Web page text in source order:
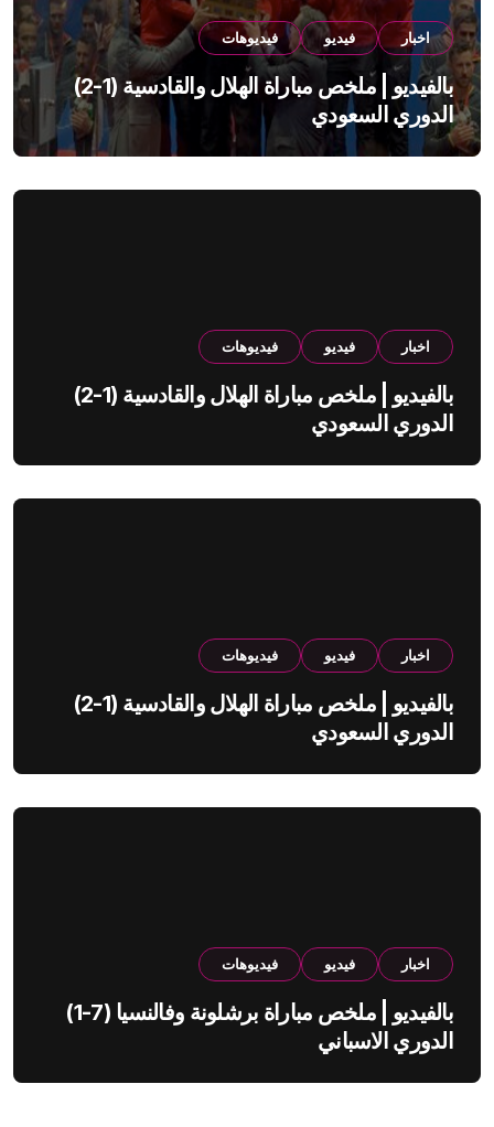
اخبار فيديو فيديوهات
بالفيديو | ملخص مباراة الهلال والقادسية (1-2)
الدوري السعودي
اخبار فيديو فيديوهات
بالفيديو | ملخص مباراة الهلال والقادسية (1-2)
الدوري السعودي
اخبار فيديو فيديوهات
بالفيديو | ملخص مباراة الهلال والقادسية (1-2)
الدوري السعودي
اخبار فيديو فيديوهات
بالفيديو | ملخص مباراة برشلونة وفالنسيا (7-1)
الدوري الاسباني